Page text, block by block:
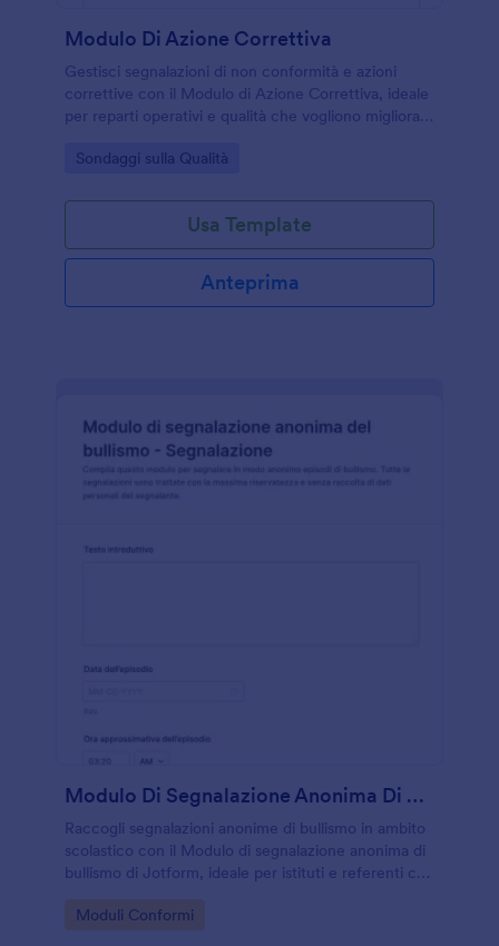
Modulo Di Azione Correttiva
Gestisci segnalazioni di non conformità e azioni
correttive con il Modulo di Azione Correttiva, ideale
per reparti operativi e qualità che vogliono migliorare
Go to Category:
Sondaggi sulla Qualità
Usa Template
Anteprima
Modulo Di Segnalazione Anonima Di Bullismo
Raccogli segnalazioni anonime di bullismo in ambito
scolastico con il Modulo di segnalazione anonima di
bullismo di Jotform, ideale per istituti e referenti che
risposte in modo ordinato.
Go to Category:
Moduli Conformi